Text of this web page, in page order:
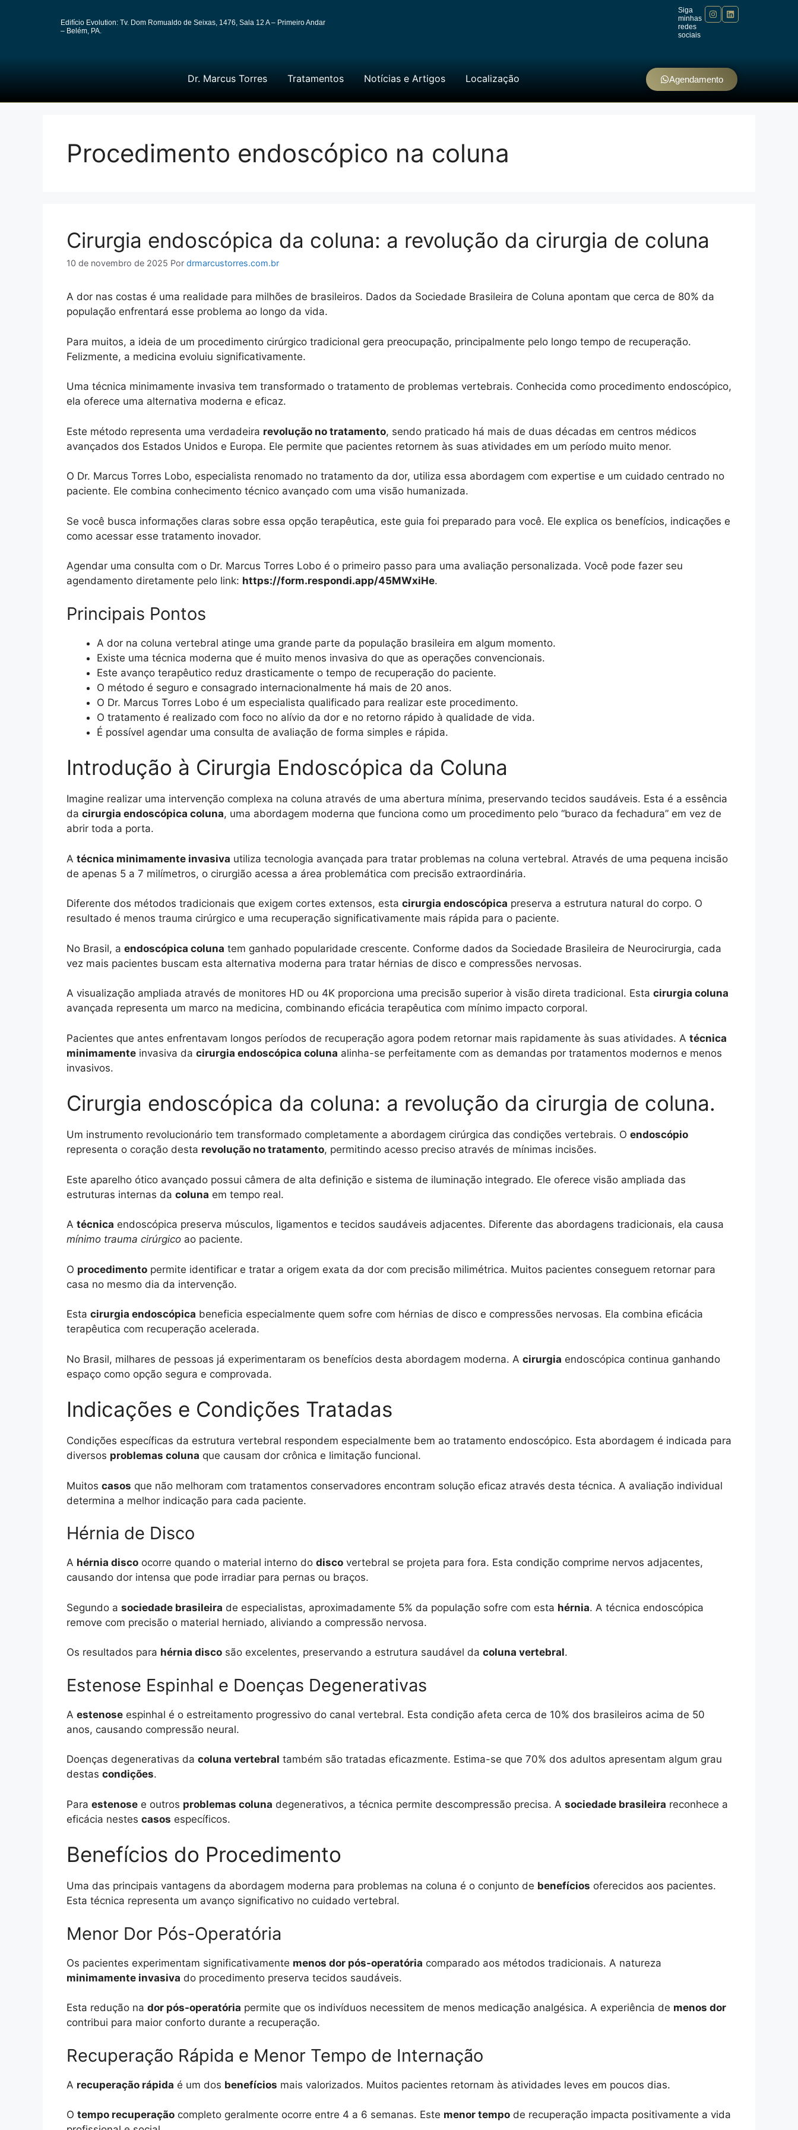
Edifício Evolution: Tv. Dom Romualdo de Seixas, 1476, Sala 12 A – Primeiro Andar
– Belém, PA.
Siga
minhas
redes
sociais
Dr. Marcus Torres Tratamentos Notícias e Artigos Localização Agendamento
Procedimento endoscópico na coluna
Cirurgia endoscópica da coluna: a revolução da cirurgia de coluna
10 de novembro de 2025 Por drmarcustorres.com.br
A dor nas costas é uma realidade para milhões de brasileiros. Dados da Sociedade Brasileira de Coluna apontam que cerca de 80% da
população enfrentará esse problema ao longo da vida.
Para muitos, a ideia de um procedimento cirúrgico tradicional gera preocupação, principalmente pelo longo tempo de recuperação.
Felizmente, a medicina evoluiu significativamente.
Uma técnica minimamente invasiva tem transformado o tratamento de problemas vertebrais. Conhecida como procedimento endoscópico,
ela oferece uma alternativa moderna e eficaz.
Este método representa uma verdadeira revolução no tratamento, sendo praticado há mais de duas décadas em centros médicos
avançados dos Estados Unidos e Europa. Ele permite que pacientes retornem às suas atividades em um período muito menor.
O Dr. Marcus Torres Lobo, especialista renomado no tratamento da dor, utiliza essa abordagem com expertise e um cuidado centrado no
paciente. Ele combina conhecimento técnico avançado com uma visão humanizada.
Se você busca informações claras sobre essa opção terapêutica, este guia foi preparado para você. Ele explica os benefícios, indicações e
como acessar esse tratamento inovador.
Agendar uma consulta com o Dr. Marcus Torres Lobo é o primeiro passo para uma avaliação personalizada. Você pode fazer seu
agendamento diretamente pelo link: https://form.respondi.app/45MWxiHe.
Principais Pontos
A dor na coluna vertebral atinge uma grande parte da população brasileira em algum momento.
Existe uma técnica moderna que é muito menos invasiva do que as operações convencionais.
Este avanço terapêutico reduz drasticamente o tempo de recuperação do paciente.
O método é seguro e consagrado internacionalmente há mais de 20 anos.
O Dr. Marcus Torres Lobo é um especialista qualificado para realizar este procedimento.
O tratamento é realizado com foco no alívio da dor e no retorno rápido à qualidade de vida.
É possível agendar uma consulta de avaliação de forma simples e rápida.
Introdução à Cirurgia Endoscópica da Coluna
Imagine realizar uma intervenção complexa na coluna através de uma abertura mínima, preservando tecidos saudáveis. Esta é a essência
da cirurgia endoscópica coluna, uma abordagem moderna que funciona como um procedimento pelo “buraco da fechadura” em vez de
abrir toda a porta.
A técnica minimamente invasiva utiliza tecnologia avançada para tratar problemas na coluna vertebral. Através de uma pequena incisão
de apenas 5 a 7 milímetros, o cirurgião acessa a área problemática com precisão extraordinária.
Diferente dos métodos tradicionais que exigem cortes extensos, esta cirurgia endoscópica preserva a estrutura natural do corpo. O
resultado é menos trauma cirúrgico e uma recuperação significativamente mais rápida para o paciente.
No Brasil, a endoscópica coluna tem ganhado popularidade crescente. Conforme dados da Sociedade Brasileira de Neurocirurgia, cada
vez mais pacientes buscam esta alternativa moderna para tratar hérnias de disco e compressões nervosas.
A visualização ampliada através de monitores HD ou 4K proporciona uma precisão superior à visão direta tradicional. Esta cirurgia coluna
avançada representa um marco na medicina, combinando eficácia terapêutica com mínimo impacto corporal.
Pacientes que antes enfrentavam longos períodos de recuperação agora podem retornar mais rapidamente às suas atividades. A técnica
minimamente invasiva da cirurgia endoscópica coluna alinha-se perfeitamente com as demandas por tratamentos modernos e menos
invasivos.
Cirurgia endoscópica da coluna: a revolução da cirurgia de coluna.
Um instrumento revolucionário tem transformado completamente a abordagem cirúrgica das condições vertebrais. O endoscópio
representa o coração desta revolução no tratamento, permitindo acesso preciso através de mínimas incisões.
Este aparelho ótico avançado possui câmera de alta definição e sistema de iluminação integrado. Ele oferece visão ampliada das
estruturas internas da coluna em tempo real.
A técnica endoscópica preserva músculos, ligamentos e tecidos saudáveis adjacentes. Diferente das abordagens tradicionais, ela causa
mínimo trauma cirúrgico ao paciente.
O procedimento permite identificar e tratar a origem exata da dor com precisão milimétrica. Muitos pacientes conseguem retornar para
casa no mesmo dia da intervenção.
Esta cirurgia endoscópica beneficia especialmente quem sofre com hérnias de disco e compressões nervosas. Ela combina eficácia
terapêutica com recuperação acelerada.
No Brasil, milhares de pessoas já experimentaram os benefícios desta abordagem moderna. A cirurgia endoscópica continua ganhando
espaço como opção segura e comprovada.
Indicações e Condições Tratadas
Condições específicas da estrutura vertebral respondem especialmente bem ao tratamento endoscópico. Esta abordagem é indicada para
diversos problemas coluna que causam dor crônica e limitação funcional.
Muitos casos que não melhoram com tratamentos conservadores encontram solução eficaz através desta técnica. A avaliação individual
determina a melhor indicação para cada paciente.
Hérnia de Disco
A hérnia disco ocorre quando o material interno do disco vertebral se projeta para fora. Esta condição comprime nervos adjacentes,
causando dor intensa que pode irradiar para pernas ou braços.
Segundo a sociedade brasileira de especialistas, aproximadamente 5% da população sofre com esta hérnia. A técnica endoscópica
remove com precisão o material herniado, aliviando a compressão nervosa.
Os resultados para hérnia disco são excelentes, preservando a estrutura saudável da coluna vertebral.
Estenose Espinhal e Doenças Degenerativas
A estenose espinhal é o estreitamento progressivo do canal vertebral. Esta condição afeta cerca de 10% dos brasileiros acima de 50
anos, causando compressão neural.
Doenças degenerativas da coluna vertebral também são tratadas eficazmente. Estima-se que 70% dos adultos apresentam algum grau
destas condições.
Para estenose e outros problemas coluna degenerativos, a técnica permite descompressão precisa. A sociedade brasileira reconhece a
eficácia nestes casos específicos.
Benefícios do Procedimento
Uma das principais vantagens da abordagem moderna para problemas na coluna é o conjunto de benefícios oferecidos aos pacientes.
Esta técnica representa um avanço significativo no cuidado vertebral.
Menor Dor Pós-Operatória
Os pacientes experimentam significativamente menos dor pós-operatória comparado aos métodos tradicionais. A natureza
minimamente invasiva do procedimento preserva tecidos saudáveis.
Esta redução na dor pós-operatória permite que os indivíduos necessitem de menos medicação analgésica. A experiência de menos dor
contribui para maior conforto durante a recuperação.
Recuperação Rápida e Menor Tempo de Internação
A recuperação rápida é um dos benefícios mais valorizados. Muitos pacientes retornam às atividades leves em poucos dias.
O tempo recuperação completo geralmente ocorre entre 4 a 6 semanas. Este menor tempo de recuperação impacta positivamente a vida